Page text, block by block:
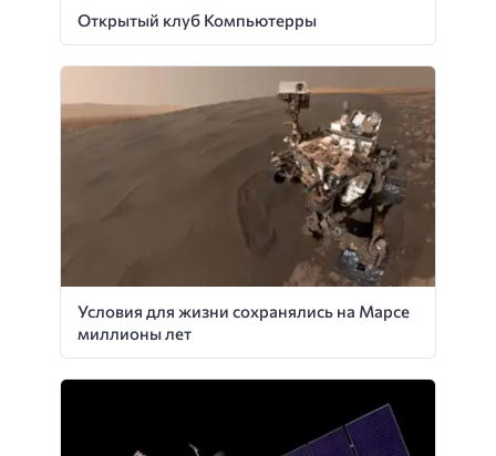
Открытый клуб Компьютерры
Условия для жизни сохранялись на Марсе
миллионы лет